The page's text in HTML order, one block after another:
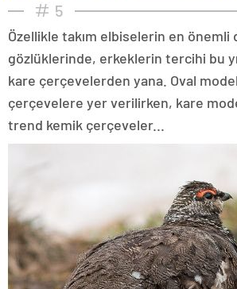
5
Özellikle takım elbiselerin en önemli
gözlüklerinde, erkeklerin tercihi bu
kare çerçevelerden yana. Oval
çerçevelere yer verilirken, kare
trend kemik çerçeveler...